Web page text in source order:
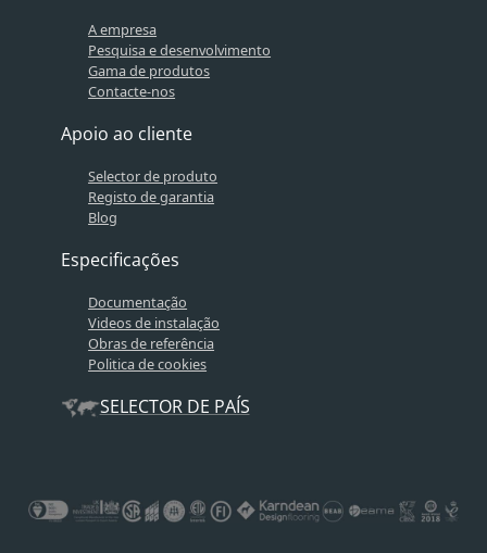
A empresa
Pesquisa e desenvolvimento
Gama de produtos
Contacte-nos
Apoio ao cliente
Selector de produto
Registo de garantia
Blog
Especificações
Documentação
Videos de instalação
Obras de referência
Politica de cookies
SELECTOR DE PAÍS